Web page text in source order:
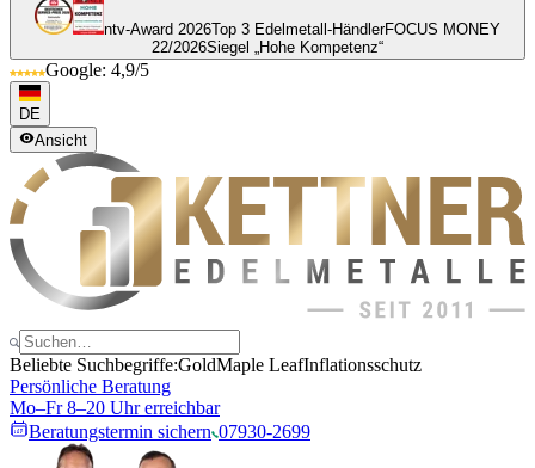
ntv-Award 2026Top 3 Edelmetall-HändlerFOCUS MONEY
22/2026Siegel „Hohe Kompetenz“
Google: 4,9/5
DE
Ansicht
Beliebte Suchbegriffe:GoldMaple LeafInflationsschutz
Persönliche Beratung
Mo–Fr 8–20 Uhr erreichbar
Beratungstermin sichern 07930-2699